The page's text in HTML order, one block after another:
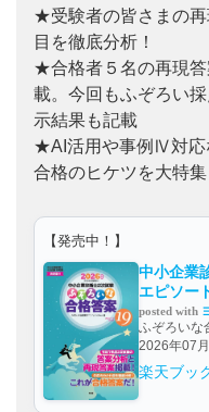
★受験者の皆さまの
目を徹底分析！
★合格者５名の再現
載。今回もふぞろい
示結果も記載
★AI活用や事例Ⅳ対応
合格のヒケツを大特集
【発売中！】
中小企業
エピソー
posted with
ふぞろいな
2026年07
楽天ブッ